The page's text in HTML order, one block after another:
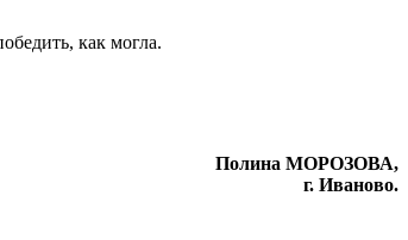
как могла.
Полина МОРОЗОВА,
г. Иваново.